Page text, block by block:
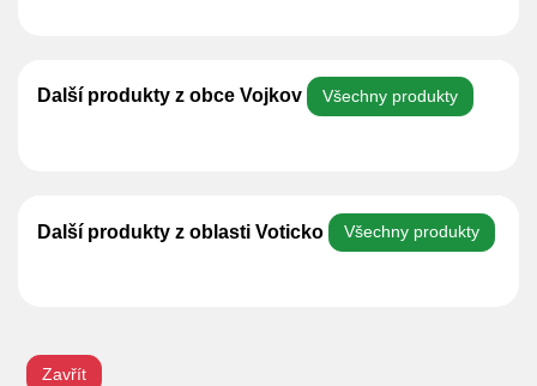
Další produkty z obce Vojkov Všechny produkty
Další produkty z oblasti Voticko Všechny produkty
Zavřít